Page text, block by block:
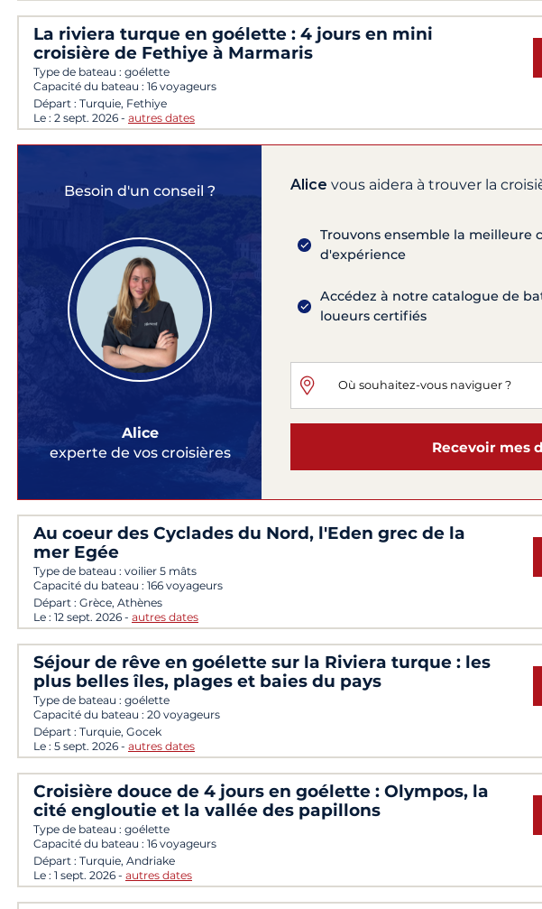
La riviera turque en goélette : 4 jours en mini
croisière de Fethiye à Marmaris
Type de bateau : goélette
Capacité du bateau : 16 voyageurs
Départ : Turquie, Fethiye
Le : 2 sept. 2026 - autres dates
Besoin d'un conseil ?
Alice
experte de vos croisières
Alice vous aidera à trouver la
Trouvons ensemble la meilleure
d'expérience
Accédez à notre catalogue de
loueurs certifiés
Recevoir mes
Au coeur des Cyclades du Nord, l'Eden grec de la
mer Egée
Type de bateau : voilier 5 mâts
Capacité du bateau : 166 voyageurs
Départ : Grèce, Athènes
Le : 12 sept. 2026 - autres dates
Séjour de rêve en goélette sur la Riviera turque : les
plus belles îles, plages et baies du pays
Type de bateau : goélette
Capacité du bateau : 20 voyageurs
Départ : Turquie, Gocek
Le : 5 sept. 2026 - autres dates
Croisière douce de 4 jours en goélette : Olympos, la
cité engloutie et la vallée des papillons
Type de bateau : goélette
Capacité du bateau : 16 voyageurs
Départ : Turquie, Andriake
Le : 1 sept. 2026 - autres dates